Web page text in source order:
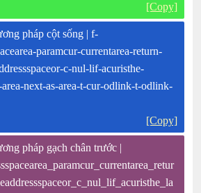
[Copy]
pháp cột sống | f-
paramcur-currentarea-return-
c-nul-lif-acuristhe-
area-next-as-area-t-cur-odlink-t-odlink-
[Copy]
pháp gạch chân trước |